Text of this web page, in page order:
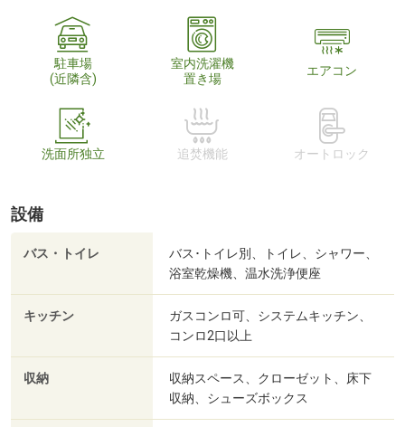
駐車場
(近隣含)
室内洗濯機
置き場
エアコン
洗面所独立 追焚機能 オートロック
設備
バス・トイレ
バス･トイレ別、トイレ、シャワー、
浴室乾燥機、温水洗浄便座
キッチン
ガスコンロ可、システムキッチン、
コンロ2口以上
収納
収納スペース、クローゼット、床下
収納、シューズボックス